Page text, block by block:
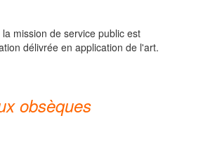
mission de service public est
délivrée en application de l'art.
obsèques